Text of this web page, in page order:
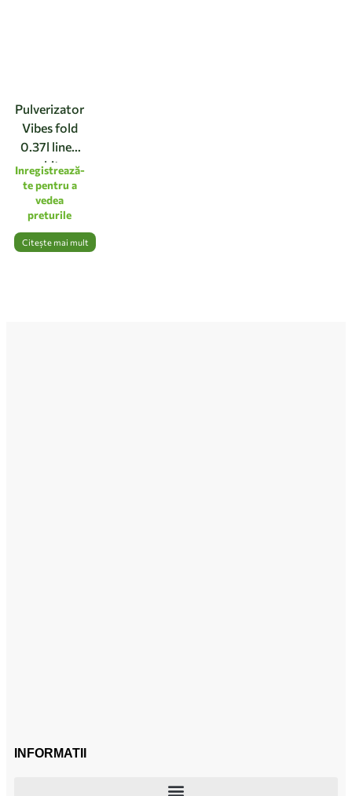
Pulverizator
Vibes fold
0.37l linen
white
Inregistrează-
te pentru a
vedea
preturile
Citește mai mult
INFORMATII